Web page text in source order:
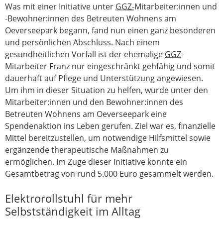
Was mit einer Initiative unter GGZ-Mitarbeiter:innen und
-Bewohner:innen des Betreuten Wohnens am
Oeverseepark begann, fand nun einen ganz besonderen
und persönlichen Abschluss. Nach einem
gesundheitlichen Vorfall ist der ehemalige GGZ-
Mitarbeiter Franz nur eingeschränkt gehfähig und somit
dauerhaft auf Pflege und Unterstützung angewiesen.
Um ihm in dieser Situation zu helfen, wurde unter den
Mitarbeiter:innen und den Bewohner:innen des
Betreuten Wohnens am Oeverseepark eine
Spendenaktion ins Leben gerufen. Ziel war es, finanzielle
Mittel bereitzustellen, um notwendige Hilfsmittel sowie
ergänzende therapeutische Maßnahmen zu
ermöglichen. Im Zuge dieser Initiative konnte ein
Gesamtbetrag von rund 5.000 Euro gesammelt werden.
Elektrorollstuhl für mehr
Selbstständigkeit im Alltag